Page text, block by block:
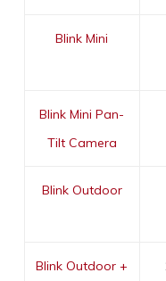
Blink Mini
Blink Mini Pan-
Tilt Camera
Blink Outdoor
Blink Outdoor +